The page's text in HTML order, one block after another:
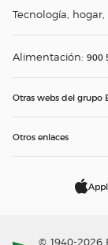
Tecnología,
Alimentación: 900
Otras webs del grupo
Otros enlaces
© 1940-2026